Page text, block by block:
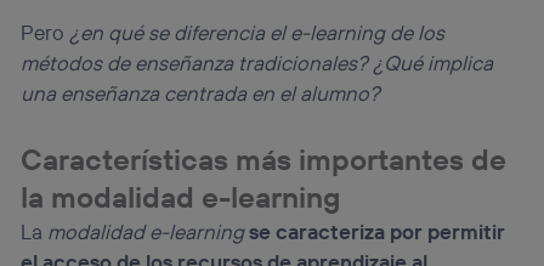
Pero ¿en qué se diferencia el e-learning de los
métodos de enseñanza tradicionales? ¿Qué implica
una enseñanza centrada en el alumno?
Características más importantes de
la modalidad e-learning
La modalidad e-learningse caracteriza por permitir
Puedes gestionar los consentimientos Utiq seleccionando
“Administrar Utiq” en la parte inferior de esta página web o
visitando el portal de privacidad de Utiq
(“consenthub”). Para más información, consulta